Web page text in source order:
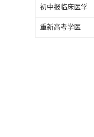
初中报临床医学
重新高考学医